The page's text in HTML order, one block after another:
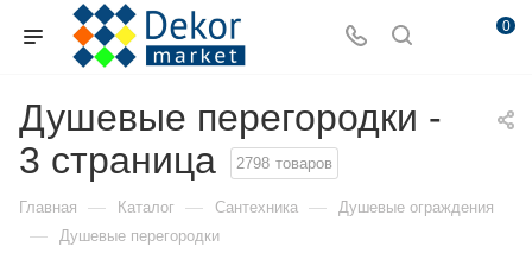
0
Душевые перегородки -
3 страница
2798 товаров
Главная — Каталог — Сантехника — Душевые ограждения
— Душевые перегородки